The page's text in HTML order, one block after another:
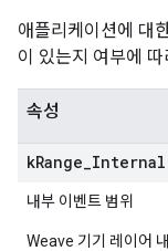
애플리케이션에 대
이 있는지 여부에
속성
kRange Internal
내부 이벤트 범위
Weave 기기 레이어